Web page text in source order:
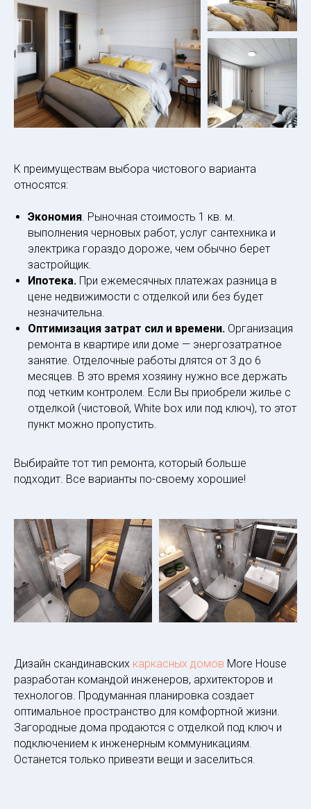
К преимуществам выбора чистового варианта
относятся:
Экономия. Рыночная стоимость 1 кв. м.
выполнения черновых работ, услуг сантехника и
электрика гораздо дороже, чем обычно берет
застройщик.
Ипотека. При ежемесячных платежах разница в
цене недвижимости с отделкой или без будет
незначительна.
Оптимизация затрат сил и времени. Организация
ремонта в квартире или доме — энергозатратное
занятие. Отделочные работы длятся от 3 до 6
месяцев. В это время хозяину нужно все держать
под четким контролем. Если Вы приобрели жилье с
отделкой (чистовой, White box или под ключ), то этот
пункт можно пропустить.
Выбирайте тот тип ремонта, который больше
подходит. Все варианты по-своему хорошие!
Дизайн скандинавских каркасных домов More House
разработан командой инженеров, архитекторов и
технологов. Продуманная планировка создает
оптимальное пространство для комфортной жизни.
Загородные дома продаются с отделкой под ключ и
подключением к инженерным коммуникациям.
Останется только привезти вещи и заселиться.